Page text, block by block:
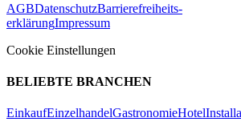
AGBDatenschutzBarrierefreiheits-
erklärungImpressum
Cookie Einstellungen
BELIEBTE BRANCHEN
EinkaufEinzelhandelGastronomieHotel